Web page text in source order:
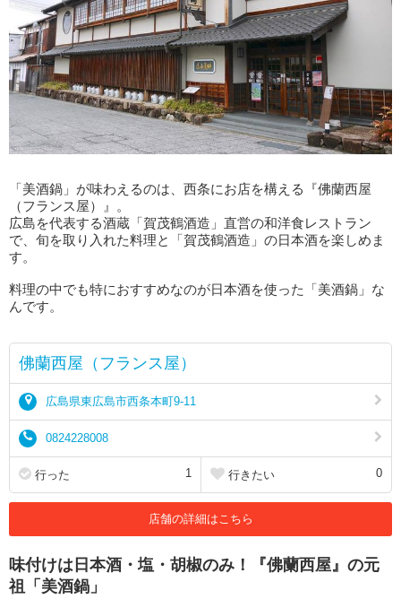
「美酒鍋」が味わえるのは、西条にお店を構える『佛蘭西屋
（フランス屋）』。
広島を代表する酒蔵「賀茂鶴酒造」直営の和洋食レストラン
で、旬を取り入れた料理と「賀茂鶴酒造」の日本酒を楽しめま
す。
料理の中でも特におすすめなのが日本酒を使った「美酒鍋」な
んです。
佛蘭西屋（フランス屋）
広島県東広島市西条本町9-11
0824228008
行った 1 行きたい 0
店舗の詳細はこちら
味付けは日本酒・塩・胡椒のみ！『佛蘭西屋』の元
祖「美酒鍋」